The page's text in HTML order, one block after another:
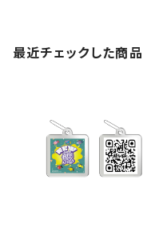
最近チェックした商品